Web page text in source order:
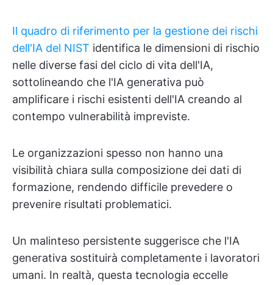
Il quadro di riferimento per la gestione dei rischi
dell'IA del NIST identifica le dimensioni di rischio
nelle diverse fasi del ciclo di vita dell'IA,
sottolineando che l'IA generativa può
amplificare i rischi esistenti dell'IA creando al
contempo vulnerabilità impreviste.
Le organizzazioni spesso non hanno una
visibilità chiara sulla composizione dei dati di
formazione, rendendo difficile prevedere o
prevenire risultati problematici.
Un malinteso persistente suggerisce che l'IA
generativa sostituirà completamente i lavoratori
umani. In realtà, questa tecnologia eccelle